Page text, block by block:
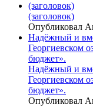
(заголовок)
(заголовок)
Опубликовал
Надёжный и
Георгиевском
бюджет».
Надёжный и
Георгиевском
бюджет».
Опубликовал